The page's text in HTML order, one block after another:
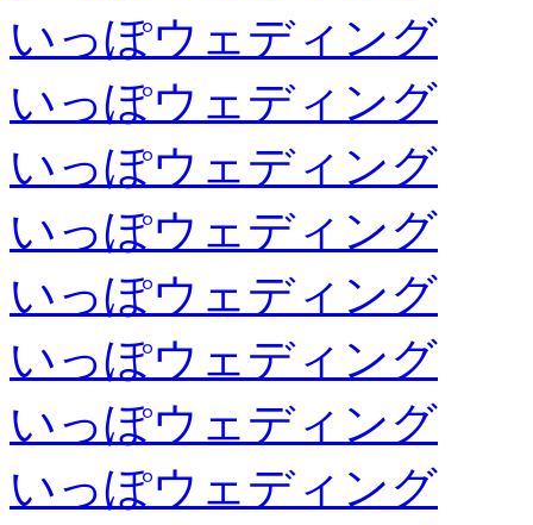
いっぽウェディング
いっぽウェディング
いっぽウェディング
いっぽウェディング
いっぽウェディング
いっぽウェディング
いっぽウェディング
いっぽウェディング